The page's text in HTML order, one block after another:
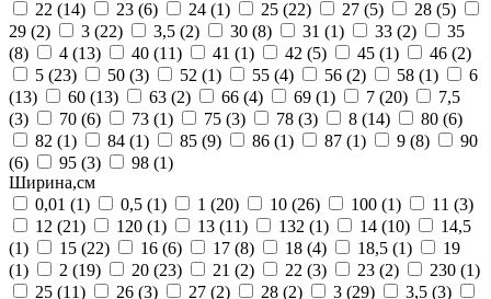
22 (14) 23 (6) 24 (1) 25 (22) 27 (5) 28 (5)
29 (2) 3 (22) 3,5 (2) 30 (8) 31 (1) 33 (2)
35
(8)
4 (13) 40 (11) 41 (1) 42 (5) 45 (1) 46 (2)
5 (23) 50 (3) 52 (1) 55 (4) 56 (2) 58 (1)
6
(13)
60 (13) 63 (2) 66 (4) 69 (1) 7 (20)
7,5
(3)
70 (6) 73 (1) 75 (3) 78 (3) 8 (14) 80 (6)
82 (1) 84 (1) 85 (9) 86 (1) 87 (1) 9 (8)
90
(6)
95 (3) 98 (1)
Ширина,см
0,01 (1) 0,5 (1) 1 (20) 10 (26) 100 (1) 11 (3)
12 (21) 120 (1) 13 (11) 132 (1) 14 (10)
14,5
(1)
15 (22) 16 (6) 17 (8) 18 (4) 18,5 (1)
19
(1)
2 (19) 20 (23) 21 (2) 22 (3) 23 (2) 230 (1)
25 (11) 26 (3) 27 (2) 28 (2) 3 (29) 3,5 (3)